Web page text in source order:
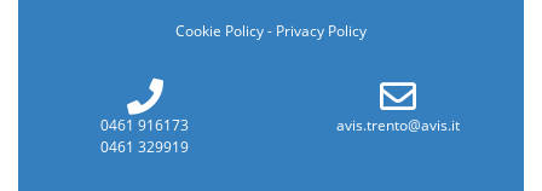
Cookie Policy- Privacy Policy
0461 916173
0461 329919
avis.trento@avis.it